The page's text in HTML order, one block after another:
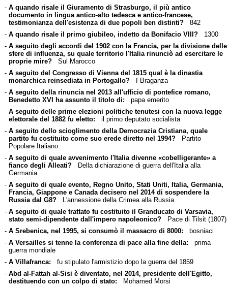
- A quando risale il Giuramento di Strasburgo, il più antico
documento in lingua antico-alto tedesca e antico-francese,
testimonianza dell'esistenza di due popoli ben distinti?842
- A quando risale il primo giubileo, indetto da Bonifacio VIII?1300
- A seguito degli accordi del 1902 con la Francia, per la divisione delle
sfere di influenza, su quale territorio l'Italia rinunciò ad esercitare le
proprie mire?Sul Marocco
- A seguito del Congresso di Vienna del 1815 qual è la dinastia
monarchica reinsediata in Portogallo?I Braganza
- A seguito della rinuncia nel 2013 all'ufficio di pontefice romano,
Benedetto XVI ha assunto il titolo di: papa emerito
- A seguito delle prime elezioni politiche tenutesi con la nuova legge
elettorale del 1882 fu eletto: il primo deputato socialista
- A seguito dello scioglimento della Democrazia Cristiana, quale
partito fu costituito come suo erede diretto nel 1994?Partito
Popolare Italiano
- A seguito di quale avvenimento l'Italia divenne «cobelligerante» a
fianco degli Alleati?Della dichiarazione di guerra dell'Italia alla
Germania
- A seguito di quale evento, Regno Unito, Stati Uniti, Italia, Germania,
Francia, Giappone e Canada decisero nel 2014 di sospendere la
Russia dal G8?L'annessione della Crimea alla Russia
- A seguito di quale trattato fu costituito il Granducato di Varsavia,
stato semi-dipendente dall'impero napoleonico?Pace di Tilsit (1807)
- A Srebenica, nel 1995, si consumò il massacro di 8000: bosniaci
- A Versailles si tenne la conferenza di pace alla fine della: prima
guerra mondiale
- A Villafranca: fu stipulato l'armistizio dopo la guerra del 1859
- Abd al-Fattah al-Sisi è diventato, nel 2014, presidente dell'Egitto,
destituendo con un colpo di stato: Mohamed Morsi